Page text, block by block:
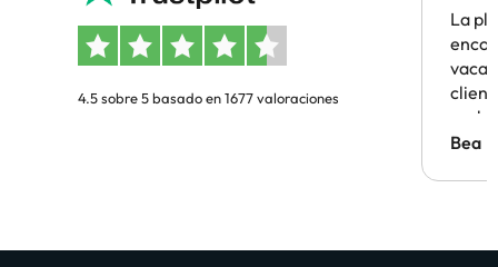
4.5 sobre 5 basado en 1677 valoraciones
La
Bea